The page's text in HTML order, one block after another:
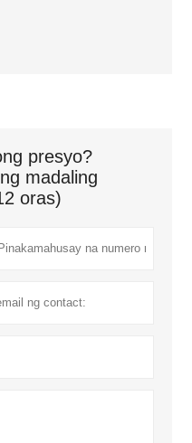
presyo?
madaling
oras)